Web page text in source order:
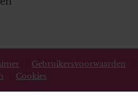
Gebruikersvoorwaarden
Cookies